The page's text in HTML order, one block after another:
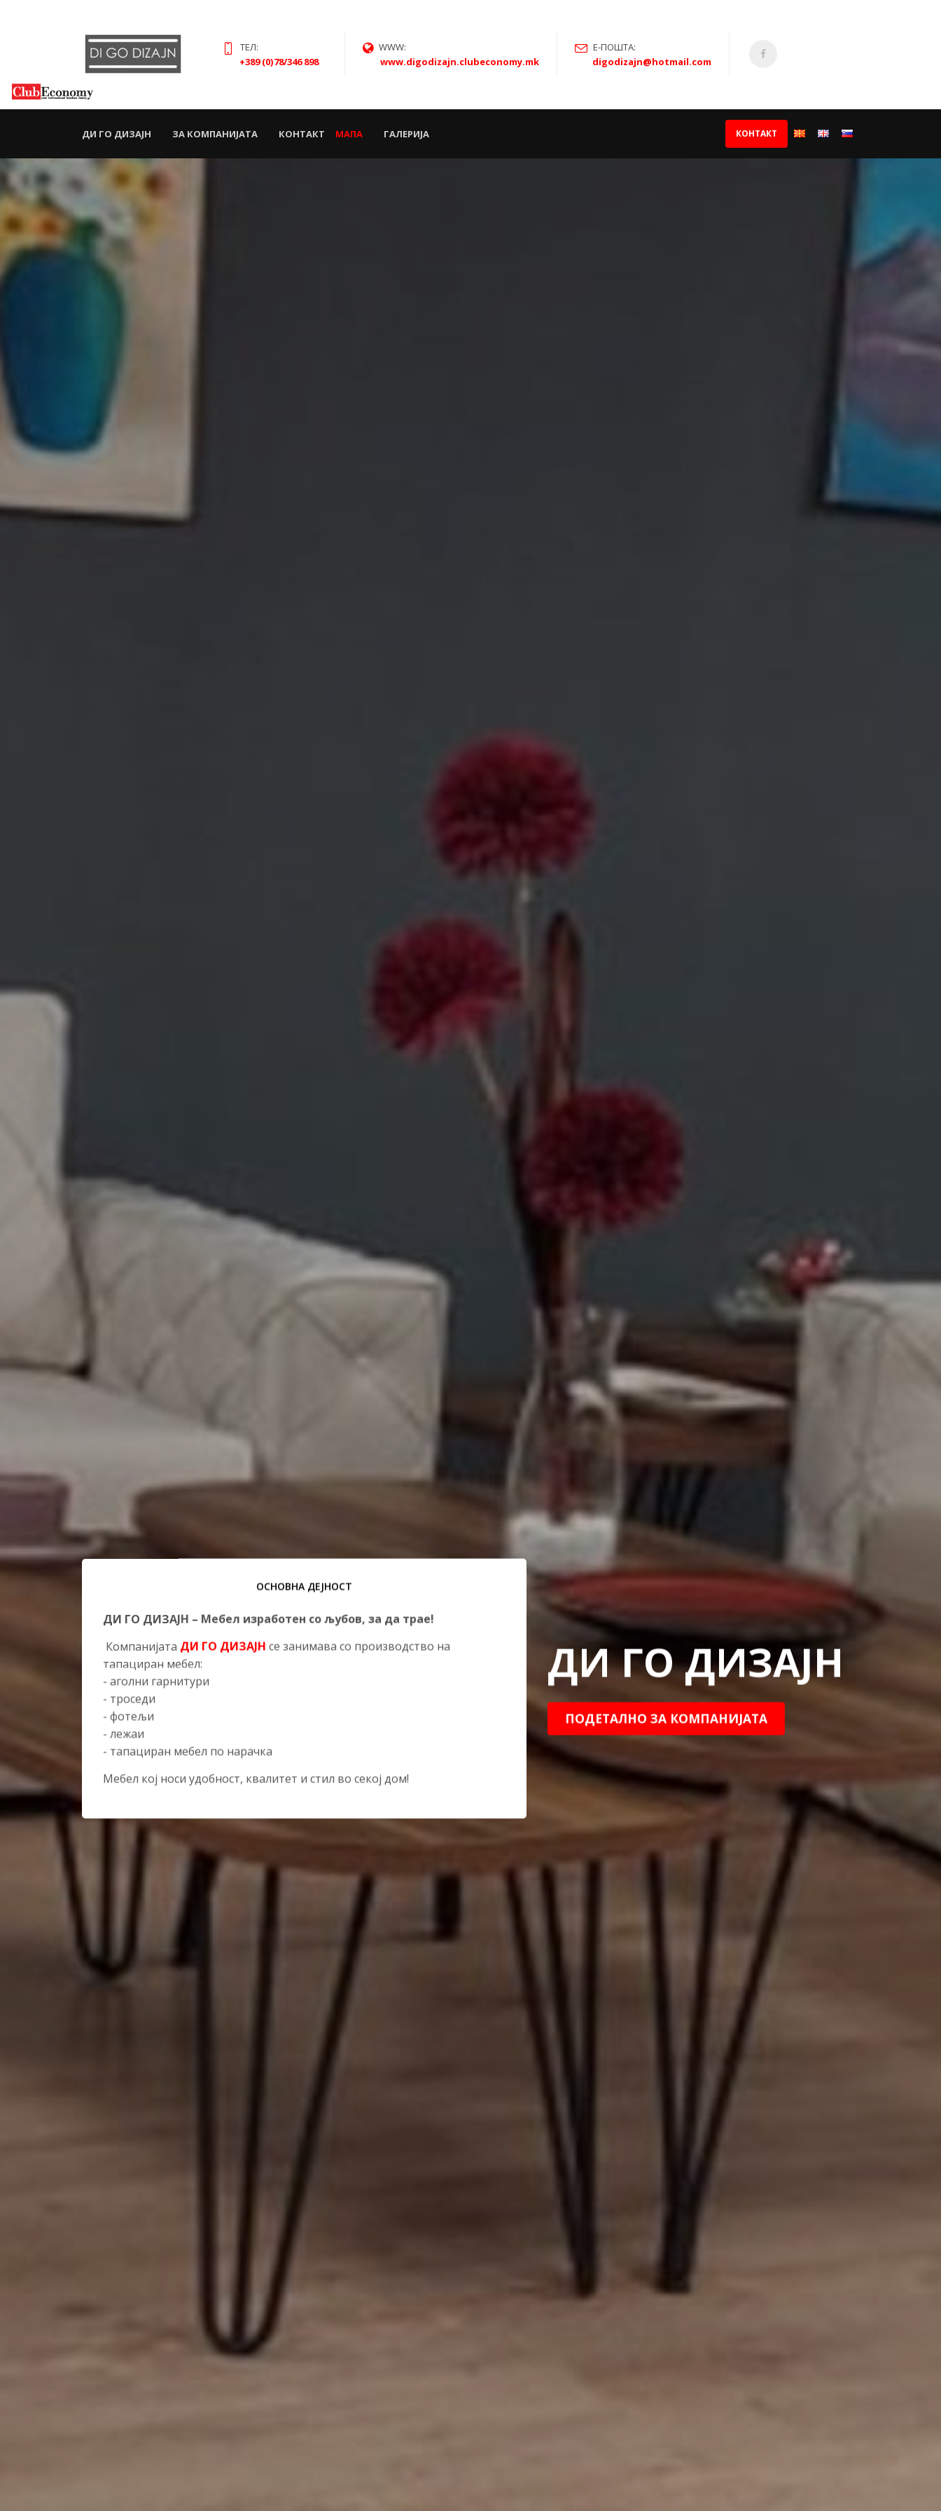
ТЕЛ:
+389 (0)78/346 898
WWW:
www.digodizajn.clubeconomy.mk
Е-ПОШТА:
digodizajn@hotmail.com
ДИ ГО ДИЗАЈН (CURRENT)
ЗА КОМПАНИЈАТА КОНТАКТ МАПА ГАЛЕРИЈА КОНТАКТ
ОСНОВНА ДЕЈНОСТ
ДИ ГО ДИЗАЈН – Мебел изработен сољубов, за да трае!
Компанијата ДИ ГО ДИЗАЈН се занимава со производство на
тапациран мебел:
- аголни гарнитури
- троседи
- фотељи
- лежаи
- тапациран мебел по нарачка
Mебел кој носи удобност, квалитет и стил во секој дом!
ДИ ГО ДИЗАЈН
ПОДЕТАЛНО ЗА КОМПАНИЈАТА